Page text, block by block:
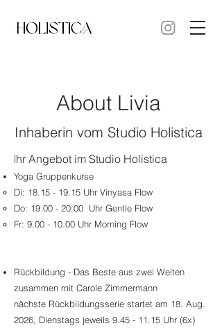
About Livia
Inhaberin vom Studio Holistica
Ihr Angebot im Studio Holistica
Yoga Gruppenkurse
Di: 18.15 - 19.15 Uhr Vinyasa Flow
Do: 19.00 - 20.00 Uhr Gentle Flow
Fr: 9.00 - 10.00 Uhr Morning Flow
Rückbildung - Das Beste aus zwei Welten
zusammen mit Carole Zimmermann
nächste Rückbildungsserie startet am 18. Aug.
2026, Dienstags jeweils 9.45 - 11.15 Uhr (6x)